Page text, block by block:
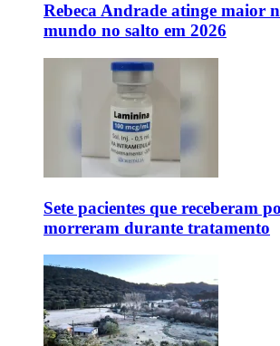
Rebeca Andrade atinge maior
mundo no salto em 2026
Sete pacientes que receberam
morreram durante tratamento